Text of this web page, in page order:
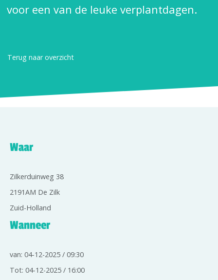
voor een van de leuke verplantdagen.
Terug naar overzicht
Waar
Zilkerduinweg 38
2191AM De Zilk
Zuid-Holland
Wanneer
van: 04-12-2025 / 09:30
Tot: 04-12-2025 / 16:00